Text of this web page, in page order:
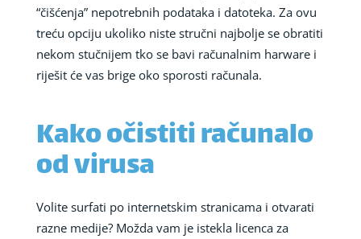
“čišćenja” nepotrebnih podataka i datoteka. Za ovu
treću opciju ukoliko niste stručni najbolje se obratiti
nekom stučnijem tko se bavi računalnim harware i
riješit će vas brige oko sporosti računala.
Kako očistiti računalo
od virusa
Volite surfati po internetskim stranicama i otvarati
razne medije? Možda vam je istekla licenca za